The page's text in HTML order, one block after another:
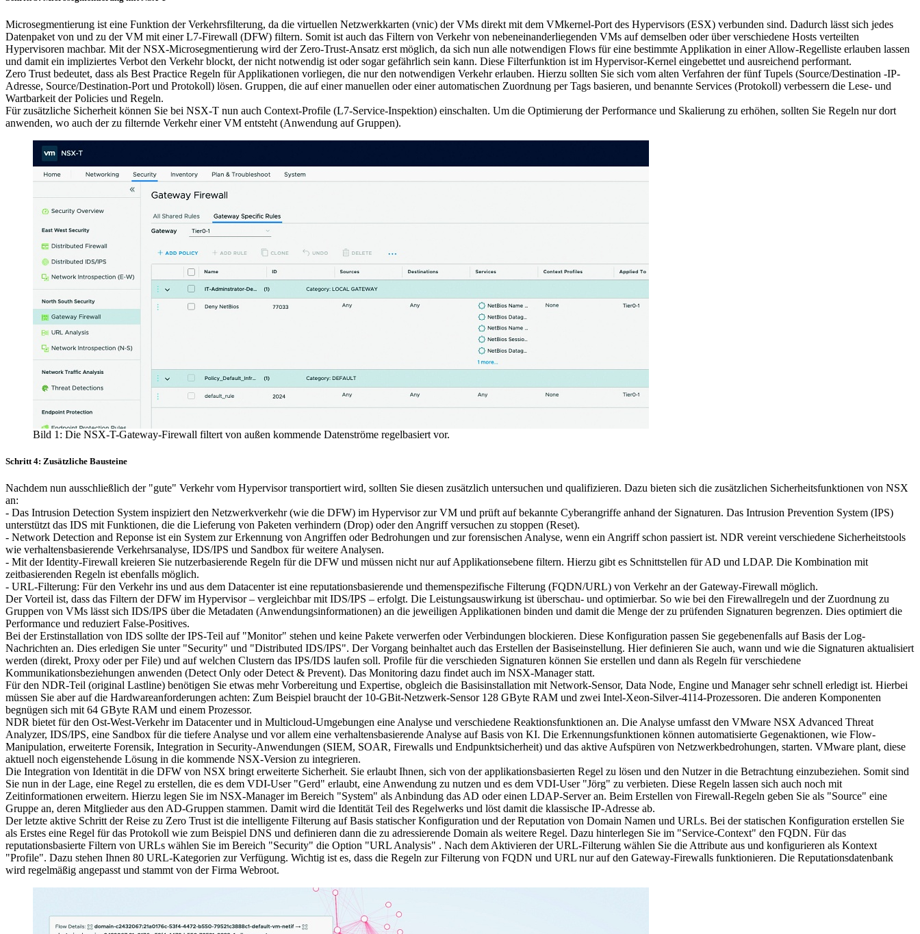
Microsegmentierung ist eine Funktion der Verkehrsfilterung, da die virtuellen Netzwerkkarten (vnic) der VMs direkt mit dem VMkernel-Port des Hypervisors (ESX) verbunden sind. Dadurch lässt sich jedes
Datenpaket von und zu der VM mit einer L7-Firewall (DFW) filtern. Somit ist auch das Filtern von Verkehr von nebeneinanderliegenden VMs auf demselben oder über verschiedene Hosts verteilten
Hypervisoren machbar. Mit der NSX-Microsegmentierung wird der Zero-Trust-Ansatz erst möglich, da sich nun alle notwendigen Flows für eine bestimmte Applikation in einer Allow-Regelliste erlauben lassen
und damit ein impliziertes Verbot den Verkehr blockt, der nicht notwendig ist oder sogar gefährlich sein kann. Diese Filterfunktion ist im Hypervisor-Kernel eingebettet und ausreichend performant.
Zero Trust bedeutet, dass als Best Practice Regeln für Applikationen vorliegen, die nur den notwendigen Verkehr erlauben. Hierzu sollten Sie sich vom alten Verfahren der fünf Tupels (Source/Destination -IP-
Adresse, Source/Destination-Port und Protokoll) lösen. Gruppen, die auf einer manuellen oder einer automatischen Zuordnung per Tags basieren, und benannte Services (Protokoll) verbessern die Lese- und
Wartbarkeit der Policies und Regeln.
Für zusätzliche Sicherheit können Sie bei NSX-T nun auch Context-Profile (L7-Service-Inspektion) einschalten. Um die Optimierung der Performance und Skalierung zu erhöhen, sollten Sie Regeln nur dort
anwenden, wo auch der zu filternde Verkehr einer VM entsteht (Anwendung auf Gruppen).
Bild 1: Die NSX-T-Gateway-Firewall filtert von außen kommende Datenströme regelbasiert vor.
Schritt 4: Zusätzliche Bausteine
Nachdem nun ausschließlich der "gute" Verkehr vom Hypervisor transportiert wird, sollten Sie diesen zusätzlich untersuchen und qualifizieren. Dazu bieten sich die zusätzlichen Sicherheitsfunktionen von NSX
an:
- Das Intrusion Detection System inspiziert den Netzwerkverkehr (wie die DFW) im Hypervisor zur VM und prüft auf bekannte Cyberangriffe anhand der Signaturen. Das Intrusion Prevention System (IPS)
unterstützt das IDS mit Funktionen, die die Lieferung von Paketen verhindern (Drop) oder den Angriff versuchen zu stoppen (Reset).
- Network Detection and Reponse ist ein System zur Erkennung von Angriffen oder Bedrohungen und zur forensischen Analyse, wenn ein Angriff schon passiert ist. NDR vereint verschiedene Sicherheitstools
wie verhaltensbasierende Verkehrsanalyse, IDS/IPS und Sandbox für weitere Analysen.
- Mit der Identity-Firewall kreieren Sie nutzerbasierende Regeln für die DFW und müssen nicht nur auf Applikationsebene filtern. Hierzu gibt es Schnittstellen für AD und LDAP. Die Kombination mit
zeitbasierenden Regeln ist ebenfalls möglich.
- URL-Filterung: Für den Verkehr ins und aus dem Datacenter ist eine reputationsbasierende und themenspezifische Filterung (FQDN/URL) von Verkehr an der Gateway-Firewall möglich.
Der Vorteil ist, dass das Filtern der DFW im Hypervisor – vergleichbar mit IDS/IPS – erfolgt. Die Leistungsauswirkung ist überschau- und optimierbar. So wie bei den Firewallregeln und der Zuordnung zu
Gruppen von VMs lässt sich IDS/IPS über die Metadaten (Anwendungsinformationen) an die jeweiligen Applikationen binden und damit die Menge der zu prüfenden Signaturen begrenzen. Dies optimiert die
Performance und reduziert False-Positives.
Bei der Erstinstallation von IDS sollte der IPS-Teil auf "Monitor" stehen und keine Pakete verwerfen oder Verbindungen blockieren. Diese Konfiguration passen Sie gegebenenfalls auf Basis der Log-
Nachrichten an. Dies erledigen Sie unter "Security" und "Distributed IDS/IPS". Der Vorgang beinhaltet auch das Erstellen der Basiseinstellung. Hier definieren Sie auch, wann und wie die Signaturen aktualisiert
werden (direkt, Proxy oder per File) und auf welchen Clustern das IPS/IDS laufen soll. Profile für die verschieden Signaturen können Sie erstellen und dann als Regeln für verschiedene
Kommunikationsbeziehungen anwenden (Detect Only oder Detect & Prevent). Das Monitoring dazu findet auch im NSX-Manager statt.
Für den NDR-Teil (original Lastline) benötigen Sie etwas mehr Vorbereitung und Expertise, obgleich die Basisinstallation mit Network-Sensor, Data Node, Engine und Manager sehr schnell erledigt ist. Hierbei
müssen Sie aber auf die Hardwareanforderungen achten: Zum Beispiel braucht der 10-GBit-Netzwerk-Sensor 128 GByte RAM und zwei Intel-Xeon-Silver-4114-Prozessoren. Die anderen Komponenten
begnügen sich mit 64 GByte RAM und einem Prozessor.
NDR bietet für den Ost-West-Verkehr im Datacenter und in Multicloud-Umgebungen eine Analyse und verschiedene Reaktionsfunktionen an. Die Analyse umfasst den VMware NSX Advanced Threat
Analyzer, IDS/IPS, eine Sandbox für die tiefere Analyse und vor allem eine verhaltensbasierende Analyse auf Basis von KI. Die Erkennungsfunktionen können automatisierte Gegenaktionen, wie Flow-
Manipulation, erweiterte Forensik, Integration in Security-Anwendungen (SIEM, SOAR, Firewalls und Endpunktsicherheit) und das aktive Aufspüren von Netzwerkbedrohungen, starten. VMware plant, diese
aktuell noch eigenstehende Lösung in die kommende NSX-Version zu integrieren.
Die Integration von Identität in die DFW von NSX bringt erweiterte Sicherheit. Sie erlaubt Ihnen, sich von der applikationsbasierten Regel zu lösen und den Nutzer in die Betrachtung einzubeziehen. Somit sind
Sie nun in der Lage, eine Regel zu erstellen, die es dem VDI-User "Gerd" erlaubt, eine Anwendung zu nutzen und es dem VDI-User "Jörg" zu verbieten. Diese Regeln lassen sich auch noch mit
Zeitinformationen erweitern. Hierzu legen Sie im NSX-Manager im Bereich "System" als Anbindung das AD oder einen LDAP-Server an. Beim Erstellen von Firewall-Regeln geben Sie als "Source" eine
Gruppe an, deren Mitglieder aus den AD-Gruppen stammen. Damit wird die Identität Teil des Regelwerks und löst damit die klassische IP-Adresse ab.
Der letzte aktive Schritt der Reise zu Zero Trust ist die intelligente Filterung auf Basis statischer Konfiguration und der Reputation von Domain Namen und URLs. Bei der statischen Konfiguration erstellen Sie
als Erstes eine Regel für das Protokoll wie zum Beispiel DNS und definieren dann die zu adressierende Domain als weitere Regel. Dazu hinterlegen Sie im "Service-Context" den FQDN. Für das
reputationsbasierte Filtern von URLs wählen Sie im Bereich "Security" die Option "URL Analysis" . Nach dem Aktivieren der URL-Filterung wählen Sie die Attribute aus und konfigurieren als Kontext
"Profile". Dazu stehen Ihnen 80 URL-Kategorien zur Verfügung. Wichtig ist es, dass die Regeln zur Filterung von FQDN und URL nur auf den Gateway-Firewalls funktionieren. Die Reputationsdatenbank
wird regelmäßig angepasst und stammt von der Firma Webroot.